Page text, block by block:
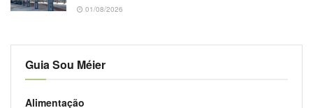
01/08/2026
Guia Sou Méier
Alimentação